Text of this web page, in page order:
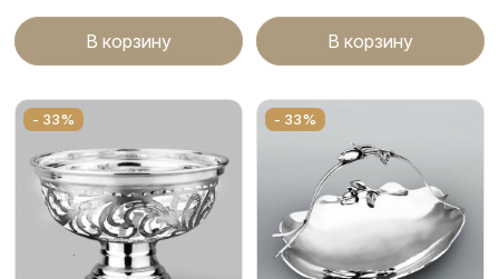
В корзину В корзину
- 33% - 33%